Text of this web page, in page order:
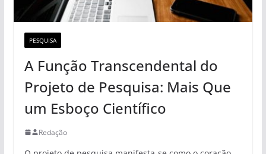
PESQUISA
A Função Transcendental do
Projeto de Pesquisa: Mais Que
um Esboço Científico
Redação